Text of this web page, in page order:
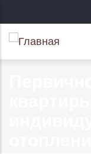
к
основному
содержанию